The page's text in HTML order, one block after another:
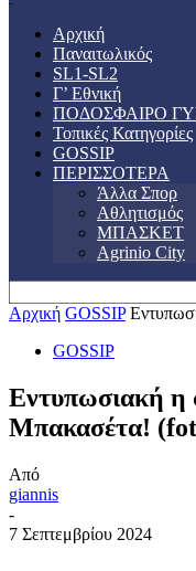
Αρχική
Παναιτωλικός
SL1-SL2
Γ’ Εθνική
ΠΟΔΟΣΦΑΙΡΟ
Τοπικές Κατηγορίες
GOSSIP
ΠΕΡΙΣΣΟΤΕΡΑ
Άλλα Σπορ
Αθλητισμός
ΜΠΑΣΚΕΤ
Agrinio City
Αρχική GOSSIP
GOSSIP
Εντυπωσιακή η
Μπακασέτα!
Από
giannis
-
7 Σεπτεμβρίου 2024